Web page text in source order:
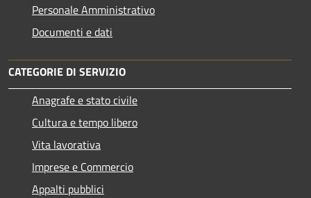
Personale Amministrativo
Documenti e dati
CATEGORIE DI SERVIZIO
Anagrafe e stato civile
Cultura e tempo libero
Vita lavorativa
Imprese e Commercio
Appalti pubblici